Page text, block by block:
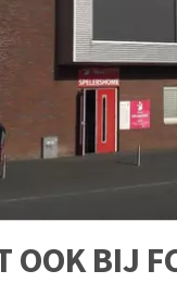
OOK BIJ